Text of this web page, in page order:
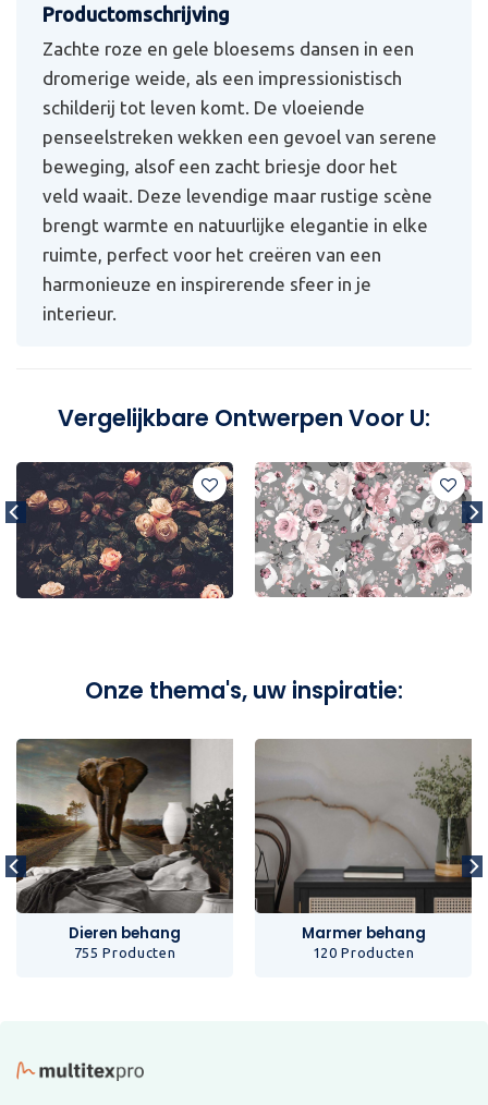
Zachte roze en gele bloesems dansen in een
dromerige weide, als een impressionistisch
schilderij tot leven komt. De vloeiende
penseelstreken wekken een gevoel van serene
beweging, alsof een zacht briesje door het
veld waait. Deze levendige maar rustige scène
brengt warmte en natuurlijke elegantie in elke
ruimte, perfect voor het creëren van een
harmonieuze en inspirerende sfeer in je
interieur.
Vergelijkbare Ontwerpen Voor U:
Onze thema's, uw inspiratie:
Dieren behang
755 Producten
Marmer behang
120 Producten